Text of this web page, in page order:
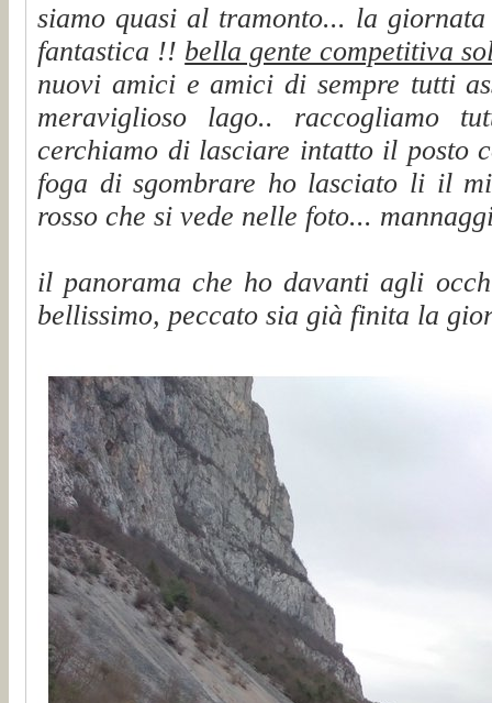
siamo quasi al tramonto... la
fantastica !! bella gente competitiva
nuovi amici e amici di sempre tutti
meraviglioso lago.. raccogliamo
cerchiamo di lasciare intatto il posto
foga di sgombrare ho lasciato li il
rosso che si vede nelle foto...
il panorama che ho davanti agli
bellissimo, peccato sia già finita la